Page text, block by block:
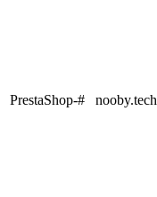
PrestaShop-# nooby.tech